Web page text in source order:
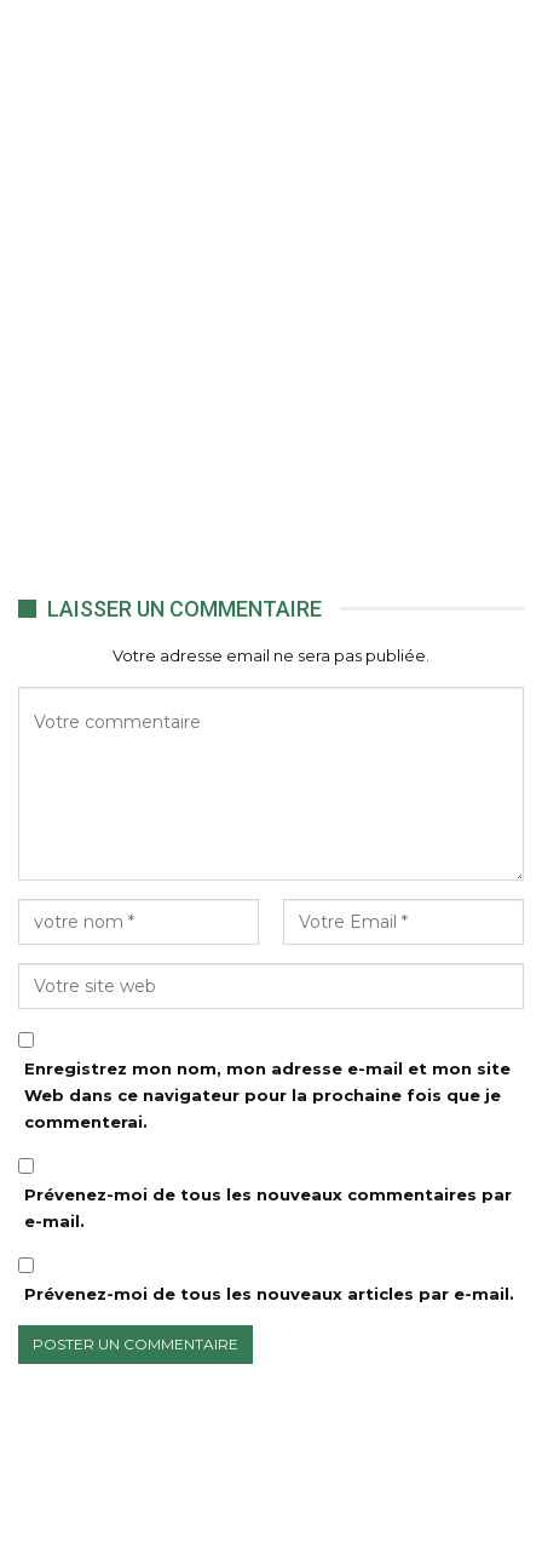
LAISSER UN COMMENTAIRE
Votre adresse email ne sera pas publiée.
Enregistrez mon nom, mon adresse e-mail et mon site
Web dans ce navigateur pour la prochaine fois que je
commenterai.
Prévenez-moi de tous les nouveaux commentaires par
e-mail.
Prévenez-moi de tous les nouveaux articles par e-mail.